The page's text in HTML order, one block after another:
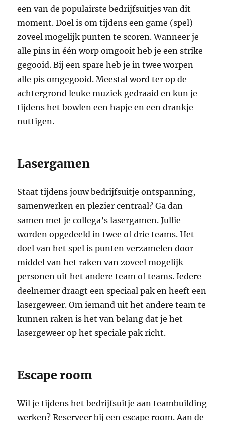
een van de populairste bedrijfsuitjes van dit
moment. Doel is om tijdens een game (spel)
zoveel mogelijk punten te scoren. Wanneer je
alle pins in één worp omgooit heb je een strike
gegooid. Bij een spare heb je in twee worpen
alle pis omgegooid. Meestal word ter op de
achtergrond leuke muziek gedraaid en kun je
tijdens het bowlen een hapje en een drankje
nuttigen.
Lasergamen
Staat tijdens jouw bedrijfsuitje ontspanning,
samenwerken en plezier centraal? Ga dan
samen met je collega’s lasergamen. Jullie
worden opgedeeld in twee of drie teams. Het
doel van het spel is punten verzamelen door
middel van het raken van zoveel mogelijk
personen uit het andere team of teams. Iedere
deelnemer draagt een speciaal pak en heeft een
lasergeweer. Om iemand uit het andere team te
kunnen raken is het van belang dat je het
lasergeweer op het speciale pak richt.
Escape room
Wil je tijdens het bedrijfsuitje aan teambuilding
werken? Reserveer bij een escape room. Aan de